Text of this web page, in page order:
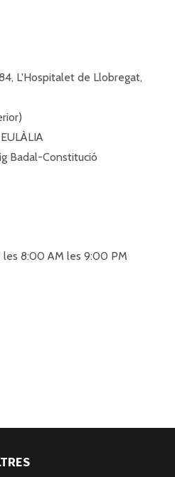
L'Hospitalet de Llobregat,
Badal-Constitució
les 8:00 AM les 9:00 PM